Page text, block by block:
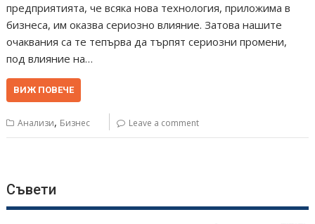
предприятията, че всяка нова технология, приложима в
бизнеса, им оказва сериозно влияние. Затова нашите
очаквания са те тепърва да търпят сериозни промени,
под влияние на…
ВИЖ ПОВЕЧЕ
Анализи, Бизнес Leave a comment
Съвети